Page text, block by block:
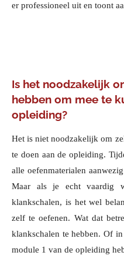
er professioneel uit en toont
Is het noodzakelijk
hebben om mee te
opleiding?
Het is niet noodzakelijk om
te doen aan de opleiding.
alle oefenmaterialen
Maar als je echt vaardig
klankschalen, is het wel
zelf te oefenen. Wat dat
klankschalen te hebben. Of
module 1 van de opleiding